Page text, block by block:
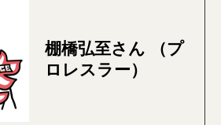
棚橋弘至さん （プ
ロレスラー）